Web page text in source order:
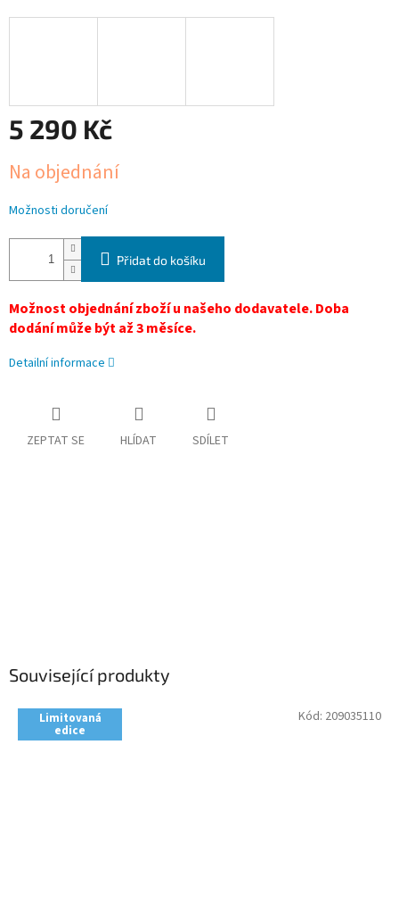
5 290 Kč
cena:
Na objednání
Možnosti doručení
Přidat do košíku
Možnost objednání zboží u našeho dodavatele. Doba
dodání může být až 3 měsíce.
Detailní informace
ZEPTAT SE HLÍDAT SDÍLET
Související produkty
Limitovaná
edice
Kód: 209035110